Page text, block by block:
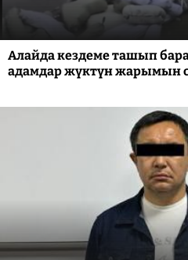
Алайда кездеме ташып
адамдар жүктүн жарымын